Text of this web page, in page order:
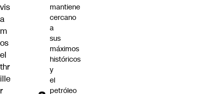
vis
a
m
os
el
thr
ille
r
mantiene
cercano
a
sus
máximos
históricos
y
el
petróleo